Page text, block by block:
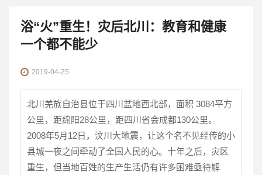
浴“火”重生！灾后北川：教育和健康
一个都不能少
2019-04-25
北川羌族自治县位于四川盆地西北部，面积 3084平方
公里，距绵阳28公里，距四川省会成都130公里。
2008年5月12日，汶川大地震，让这个名不见经传的小
县城一夜之间牵动了全国人民的心。十年之后，灾区
重生，但当地百姓的生产生活仍有许多困难亟待解